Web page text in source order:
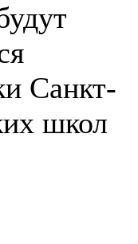
Санкт-
школ